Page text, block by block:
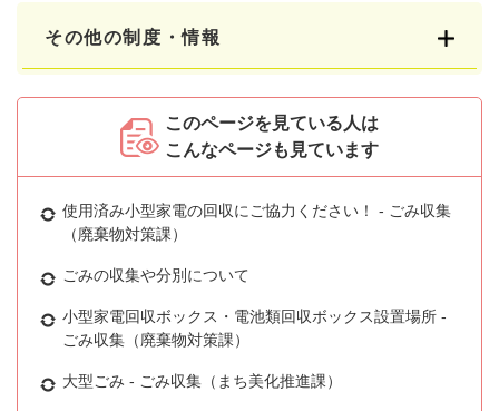
その他の制度・情報
このページを見ている人は
こんなページも見ています
使用済み小型家電の回収にご協力ください！ - ごみ収集
（廃棄物対策課）
ごみの収集や分別について
小型家電回収ボックス・電池類回収ボックス設置場所 -
ごみ収集（廃棄物対策課）
大型ごみ - ごみ収集（まち美化推進課）